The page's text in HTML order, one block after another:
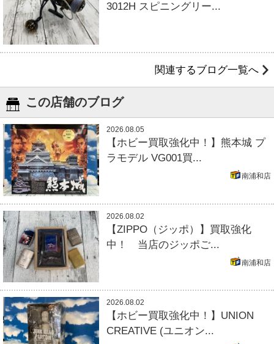
3012H スピニングリー...
関連するブログ一覧へ
この店舗のブログ
2026.08.05
【ホビー買取強化中！】熊本城 プ
ラモデル VG001買...
南浦和店
2026.08.02
【ZIPPO（ジッポ）】買取強化
中！ 当店のジッポご...
南浦和店
2026.08.02
【ホビー買取強化中！】UNION
CREATIVE (ユニオン...